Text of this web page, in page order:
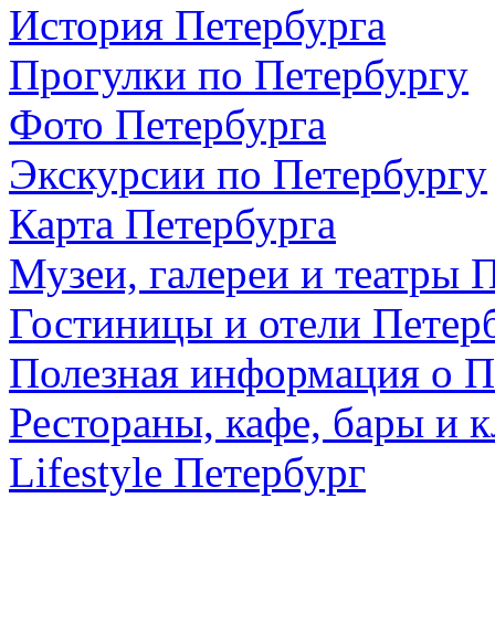
История Петербурга
Прогулки по Петербургу
Фото Петербурга
Экскурсии по Петербургу
Карта Петербурга
Музеи, галереи и театры
Гостиницы и отели
Полезная информация о
Рестораны, кафе, бары и
Lifestyle Петербург